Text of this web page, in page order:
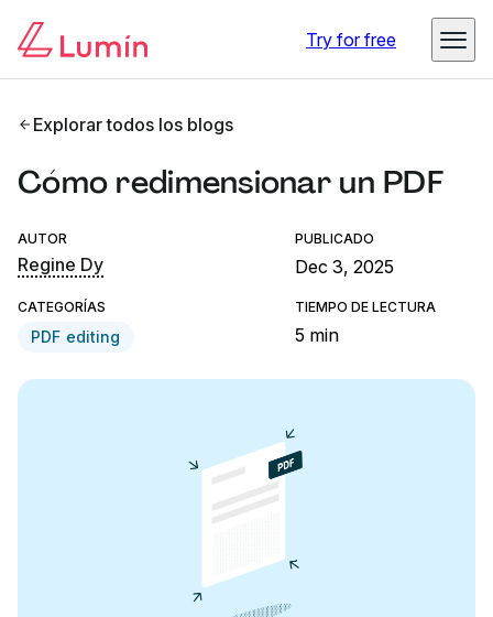
Try for free
Explorar todos los blogs
Cómo redimensionar un PDF
AUTOR
Regine Dy
PUBLICADO
Dec 3, 2025
CATEGORÍAS
PDF editing
TIEMPO DE LECTURA
5 min